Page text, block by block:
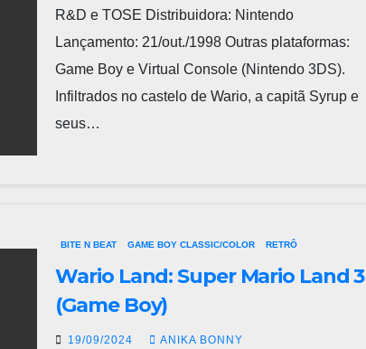
R&D e TOSE Distribuidora: Nintendo
Lançamento: 21/out./1998 Outras plataformas:
Game Boy e Virtual Console (Nintendo 3DS).
Infiltrados no castelo de Wario, a capitã Syrup e
seus…
BITE N BEAT GAME BOY CLASSIC/COLOR RETRÔ
Wario Land: Super Mario Land 3
(Game Boy)
19/09/2024 ANIKA BONNY